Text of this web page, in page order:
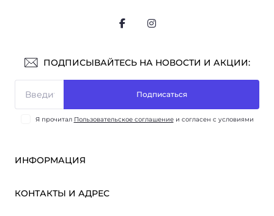
ПОДПИСЫВАЙТЕСЬ НА НОВОСТИ И АКЦИИ:
Подписаться
Я прочитал Пользовательское соглашениеи согласен с условиями
ИНФОРМАЦИЯ
ОПТ
КОНТАКТЫ И АДРЕС